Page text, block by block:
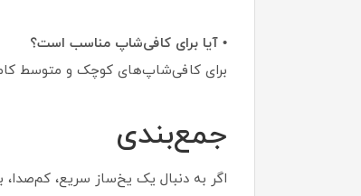
• آیا برای کافی‌شاپ مناسب است؟
برای کافی‌شاپ‌های کوچک و متوسط
جمع‌بندی
اگر به دنبال یک یخ‌ساز سریع،